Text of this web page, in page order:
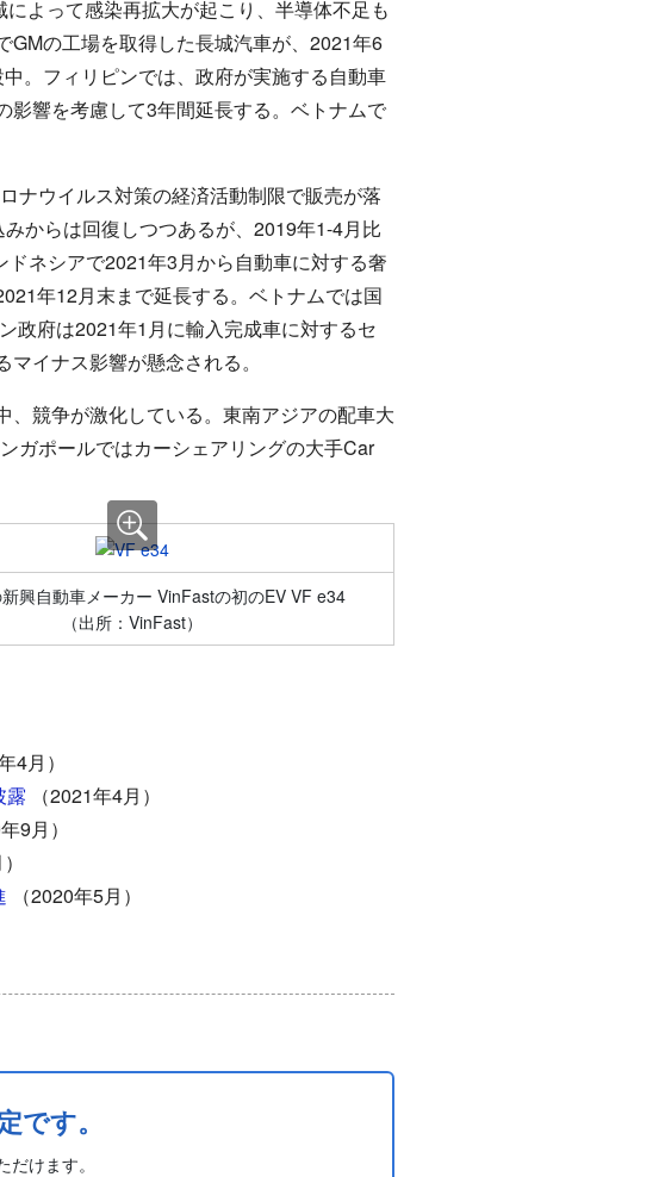
よって感染再拡大が起こり、半導体不足も
の工場を取得した長城汽車が、2021年6
。フィリピンでは、政府が実施する自動車
影響を考慮して3年間延長する。ベトナムで
ナウイルス対策の経済活動制限で販売が落
からは回復しつつあるが、2019年1-4月比
ネシアで2021年3月から自動車に対する奢
年12月末まで延長する。ベトナムでは国
政府は2021年1月に輸入完成車に対するセ
イナス影響が懸念される。
競争が激化している。東南アジアの配車大
ガポールではカーシェアリングの大手Car
興自動車メーカー VinFastの初のEV VF e34
（出所：VinFast）
4月）
露 （2021年4月）
9月）
（2020年5月）
です。
けます。